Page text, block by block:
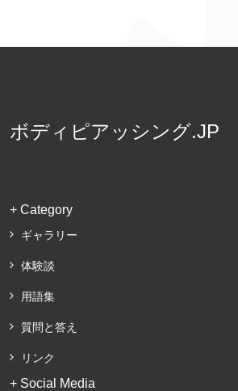
ボディピアッシング.JP
+ Category
ギャラリー
体験談
用語集
質問と答え
リンク
+ Social Media